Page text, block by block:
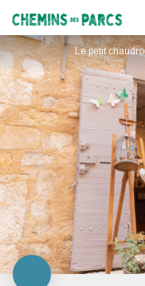
Chemins des Parcs